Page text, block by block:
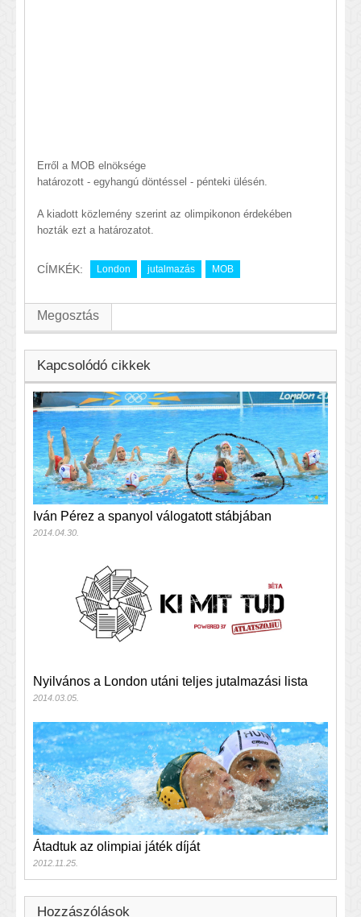
Erről a MOB elnöksége
határozott - egyhangú döntéssel - pénteki ülésén.
A kiadott közlemény szerint az olimpikonon érdekében
hozták ezt a határozatot.
CÍMKÉK: London jutalmazás MOB
Megosztás
Kapcsolódó cikkek
Iván Pérez a spanyol válogatott stábjában
2014.04.30.
Nyilvános a London utáni teljes jutalmazási lista
2014.03.05.
Átadtuk az olimpiai játék díját
2012.11.25.
Hozzászólások